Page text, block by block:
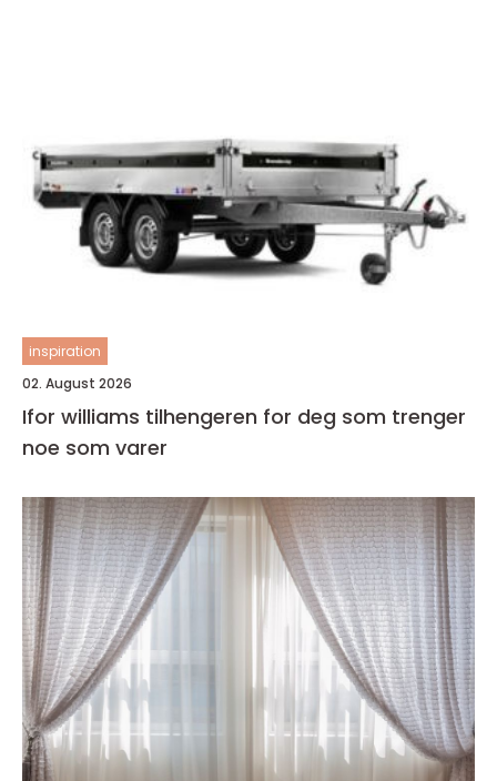
inspiration
02. August 2026
Ifor williams tilhengeren for deg som trenger
noe som varer